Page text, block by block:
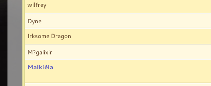
wilfrey
Dyne
Irksome Dragon
M?galixir
Malkiéla